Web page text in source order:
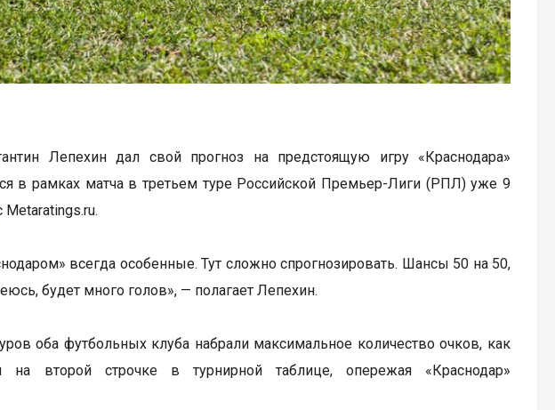
Лепехин дал свой прогноз на предстоящую игру «Краснодара»
в рамках матча в третьем туре Российской Премьер-Лиги (РПЛ) уже 9
Metaratings.ru.
всегда особенные. Тут сложно спрогнозировать. Шансы 50 на 50,
будет много голов», — полагает Лепехин.
оба футбольных клуба набрали максимальное количество очков, как
на второй строчке в турнирной таблице, опережая «Краснодар»